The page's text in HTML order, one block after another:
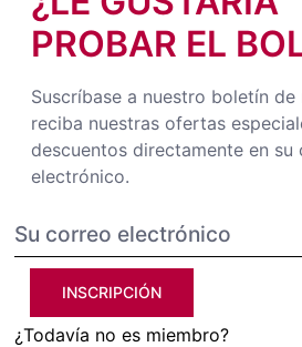
PROBAR EL
Suscríbase a nuestro boletín
reciba nuestras ofertas
descuentos directamente en su
electrónico.
INSCRIPCIÓN
¿Todavía no es miembro?